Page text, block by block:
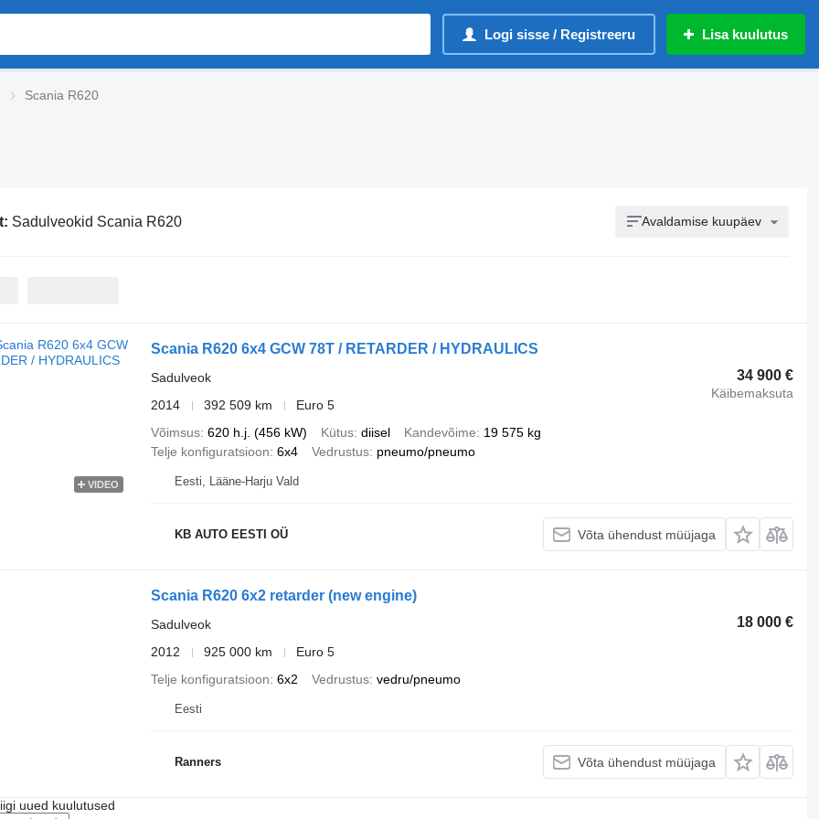
Logi sisse / Registreeru Lisa kuulutus
Scania R620
Sadulveokid Scania R620 Avaldamise kuupäev
VIDEO
Scania R620 6x4 GCW 78T / RETARDER / HYDRAULICS
34 900 €
Käibemaksuta
Sadulveok
2014
392 509 km
Euro 5
Võimsus 620 h.j. (456 kW) Kütus diisel Kandevõime
19 575 kg
Telje konfiguratsioon 6x4 Vedrustus pneumo/pneumo
Eesti, Lääne-Harju Vald
KB AUTO EESTI OÜ Võta ühendust müüjaga
Scania R620 6x2 retarder (new engine)
18 000 €
Sadulveok
2012
925 000 km
Euro 5
Telje konfiguratsioon 6x2 Vedrustus vedru/pneumo
Eesti
Ranners Võta ühendust müüjaga
uued kuulutused